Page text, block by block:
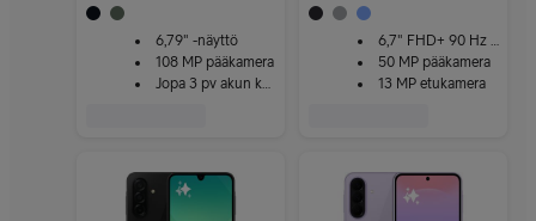
6,79" -näyttö
108 MP pääkamera
Jopa 3 pv akun kesto
6,7" FHD+ 90 Hz -näyttö
50 MP pääkamera
13 MP etukamera